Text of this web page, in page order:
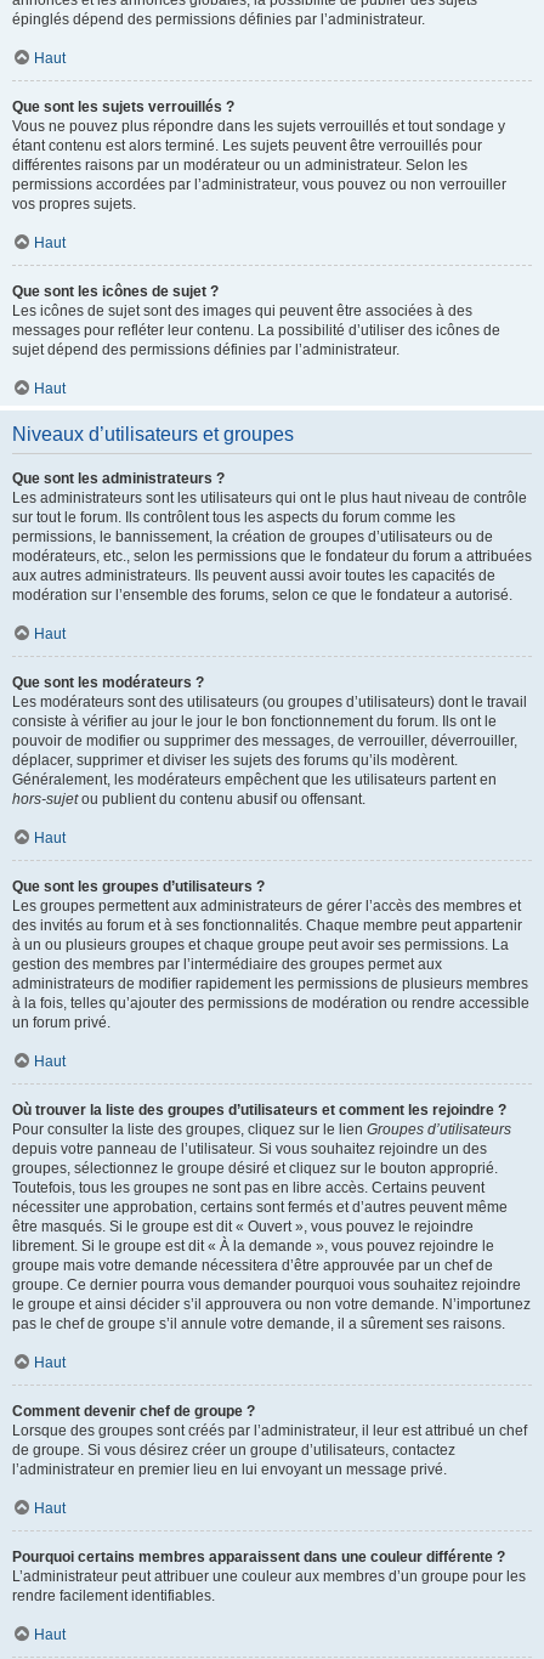
épinglés dépend des permissions définies par l’administrateur.
Haut
Que sont les sujets verrouillés ?
Vous ne pouvez plus répondre dans les sujets verrouillés et tout sondage y
étant contenu est alors terminé. Les sujets peuvent être verrouillés pour
différentes raisons par un modérateur ou un administrateur. Selon les
permissions accordées par l’administrateur, vous pouvez ou non verrouiller
vos propres sujets.
Haut
Que sont les icônes de sujet ?
Les icônes de sujet sont des images qui peuvent être associées à des
messages pour refléter leur contenu. La possibilité d’utiliser des icônes de
sujet dépend des permissions définies par l’administrateur.
Haut
Niveaux d’utilisateurs et groupes
Que sont les administrateurs ?
Les administrateurs sont les utilisateurs qui ont le plus haut niveau de contrôle
sur tout le forum. Ils contrôlent tous les aspects du forum comme les
permissions, le bannissement, la création de groupes d’utilisateurs ou de
modérateurs, etc., selon les permissions que le fondateur du forum a attribuées
aux autres administrateurs. Ils peuvent aussi avoir toutes les capacités de
modération sur l’ensemble des forums, selon ce que le fondateur a autorisé.
Haut
Que sont les modérateurs ?
Les modérateurs sont des utilisateurs (ou groupes d’utilisateurs) dont le travail
consiste à vérifier au jour le jour le bon fonctionnement du forum. Ils ont le
pouvoir de modifier ou supprimer des messages, de verrouiller, déverrouiller,
déplacer, supprimer et diviser les sujets des forums qu’ils modèrent.
Généralement, les modérateurs empêchent que les utilisateurs partent en
hors-sujetou publient du contenu abusif ou offensant.
Haut
Que sont les groupes d’utilisateurs ?
Les groupes permettent aux administrateurs de gérer l’accès des membres et
des invités au forum et à ses fonctionnalités. Chaque membre peut appartenir
à un ou plusieurs groupes et chaque groupe peut avoir ses permissions. La
gestion des membres par l’intermédiaire des groupes permet aux
administrateurs de modifier rapidement les permissions de plusieurs membres
à la fois, telles qu’ajouter des permissions de modération ou rendre accessible
un forum privé.
Haut
Où trouver la liste des groupes d’utilisateurs et comment les rejoindre ?
Pour consulter la liste des groupes, cliquez sur le lien Groupes d’utilisateurs
depuis votre panneau de l’utilisateur. Si vous souhaitez rejoindre un des
groupes, sélectionnez le groupe désiré et cliquez sur le bouton approprié.
Toutefois, tous les groupes ne sont pas en libre accès. Certains peuvent
nécessiter une approbation, certains sont fermés et d’autres peuvent même
être masqués. Si le groupe est dit « Ouvert », vous pouvez le rejoindre
librement. Si le groupe est dit « À la demande », vous pouvez rejoindre le
groupe mais votre demande nécessitera d’être approuvée par un chef de
groupe. Ce dernier pourra vous demander pourquoi vous souhaitez rejoindre
le groupe et ainsi décider s’il approuvera ou non votre demande. N’importunez
pas le chef de groupe s’il annule votre demande, il a sûrement ses raisons.
Haut
Comment devenir chef de groupe ?
Lorsque des groupes sont créés par l’administrateur, il leur est attribué un chef
de groupe. Si vous désirez créer un groupe d’utilisateurs, contactez
l’administrateur en premier lieu en lui envoyant un message privé.
Haut
Pourquoi certains membres apparaissent dans une couleur différente ?
L’administrateur peut attribuer une couleur aux membres d’un groupe pour les
rendre facilement identifiables.
Haut